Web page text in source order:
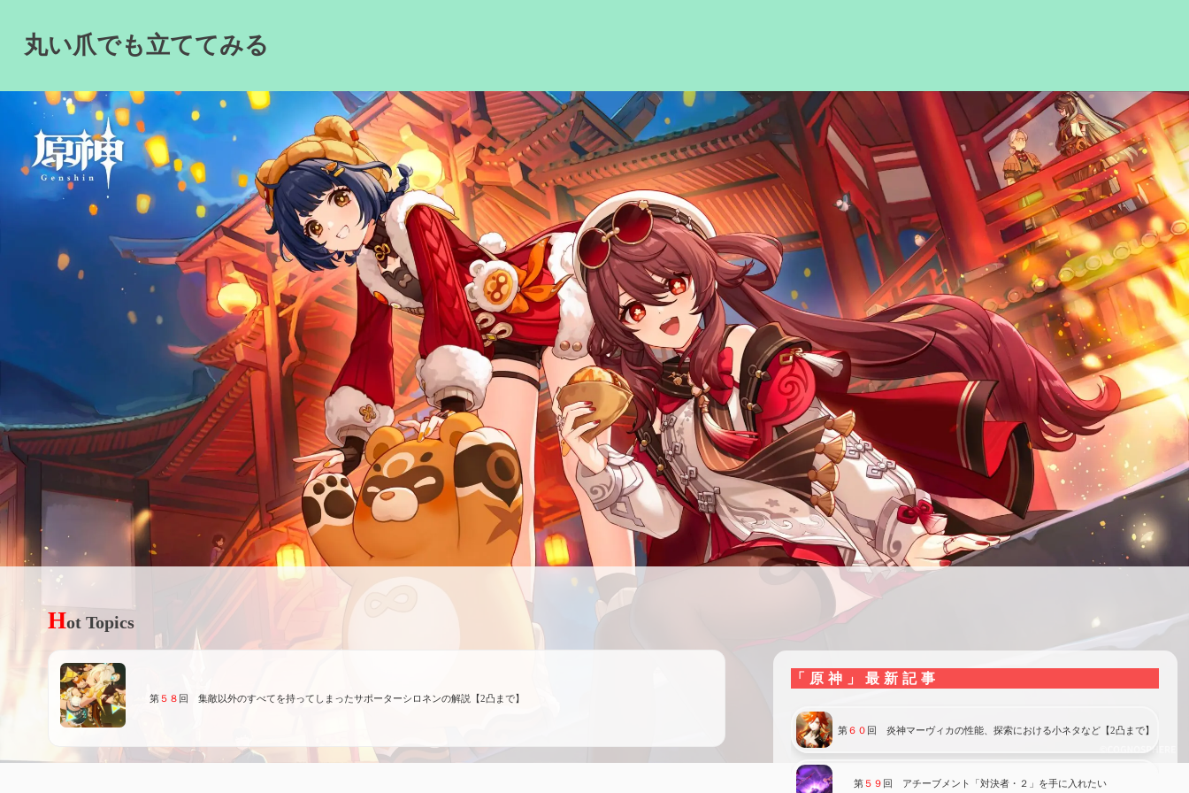
content丸い爪でも立ててみる
Hot Topics
第５８ 回 集敵以外のすべてを持ってしまったサポーターシロネンの解説【2凸まで】
「原神」最新記事
第６０ 回 炎神マーヴィカの性能、探索における小ネタなど【2凸まで】
第５９ 回 アチーブメント「対決者・２」を手に入れたい